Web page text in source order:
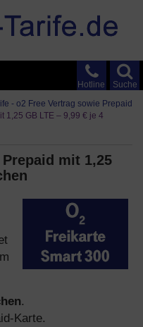
Suche
Hotline
- o2 Free Vertrag sowie Prepaid
1,25 GB LTE – 9,99 € je 4
mit 1,25
.
Karte.